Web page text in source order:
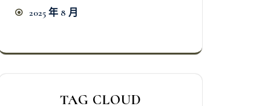
2025 年 8 月
TAG CLOUD